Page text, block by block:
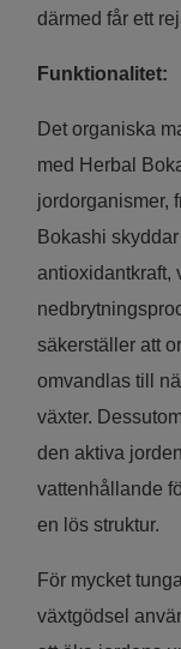
därmed får ett
Funktionalitet:
Det organiska
med Herbal
jordorganismer,
Bokashi
antioxidantkraft,
säkerställer att
omvandlas till
växter.
den aktiva
vattenhållande
en lös struktur.
För mycket
växtgödsel